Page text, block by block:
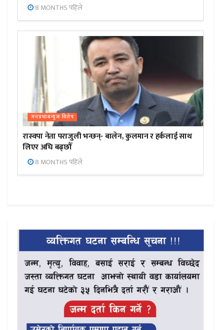
8 MONTHS पहिले
जनप्रभाबन्युज विशेष
रास्वपा नेता पराजुली भन्छन्- बालेन, कुलमान र हर्कलाई साथ
लिएर अघि बढ्छौँ
8 MONTHS पहिले